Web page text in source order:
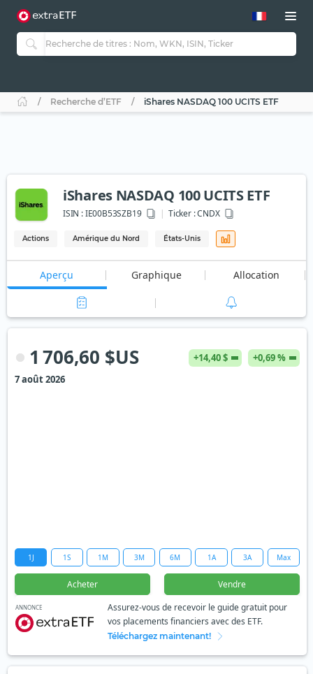
Recherche d’ETF iShares NASDAQ 100 UCITS ETF
iShares NASDAQ 100 UCITS ETF
ISIN :IE00B53SZB19 Ticker :CNDX
Actions Amérique du Nord États-Unis
Aperçu Graphique Allocation
1 706,60 $US +14,40 $
+0,69 %
7 août 2026
1J 1S 1M 3M 6M 1A 3A Max
Acheter Vendre
ANNONCE
Assurez-vous de recevoir le guide gratuit pour
vos placements financiers avec des ETF.
Téléchargez maintenant!